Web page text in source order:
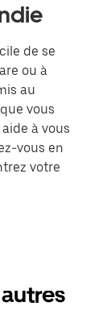
de se
ou à
au
vous
à vous
vous en
votre